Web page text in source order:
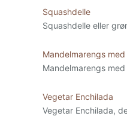
Squashdelle
Squashdelle eller
Mandelmarengs
Mandelmarengs
Vegetar Enchilada
Vegetar Enchilada,